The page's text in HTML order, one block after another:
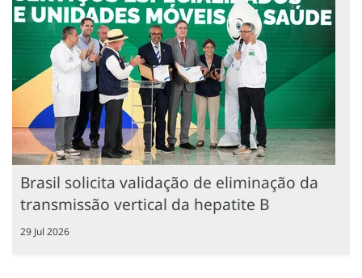
Brasil solicita validação de eliminação da
transmissão vertical da hepatite B
29 Jul 2026